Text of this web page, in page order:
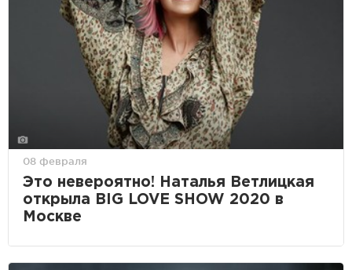
08 февраля
Это невероятно! Наталья Ветлицкая
открыла BIG LOVE SHOW 2020 в
Москве